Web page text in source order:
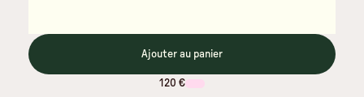
Ajouter au panier
120 €